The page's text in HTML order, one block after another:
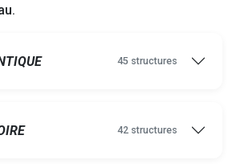
45 structures
42 structures